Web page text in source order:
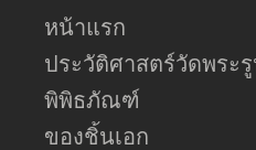
หน้าแรก
ประวัติศาสตร์วัดพระรู
พิพิธภัณฑ์
ของชิ้นเอก